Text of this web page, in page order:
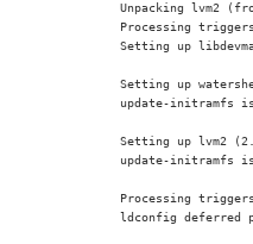
Unpacking lvm2
Processing
Setting up
Setting up
update-initramfs
Setting up lvm2
update-initramfs
Processing
ldconfig deferred